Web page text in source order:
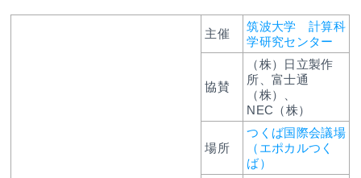
主催
筑波大学 計算科
学研究センター
協賛
（株）日立製作
所、富士通
（株）、
NEC（株）
場所
つくば国際会議場
（エポカルつく
ば）